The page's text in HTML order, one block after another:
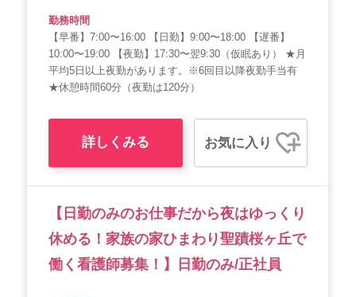
勤務時間
【早番】7:00〜16:00 【日勤】9:00〜18:00 【遅番】
10:00〜19:00 【夜勤】17:30〜翌9:30（仮眠あり） ★月
平均5日以上夜勤があります。※6回目以降夜勤手当有
★休憩時間60分（夜勤は120分）
詳しくみる お気に入り
【日勤のみのお仕事だから夜はゆっくり
休める！家族の家ひまわり聖蹟桜ヶ丘で
働く看護師募集！】日勤のみ/正社員